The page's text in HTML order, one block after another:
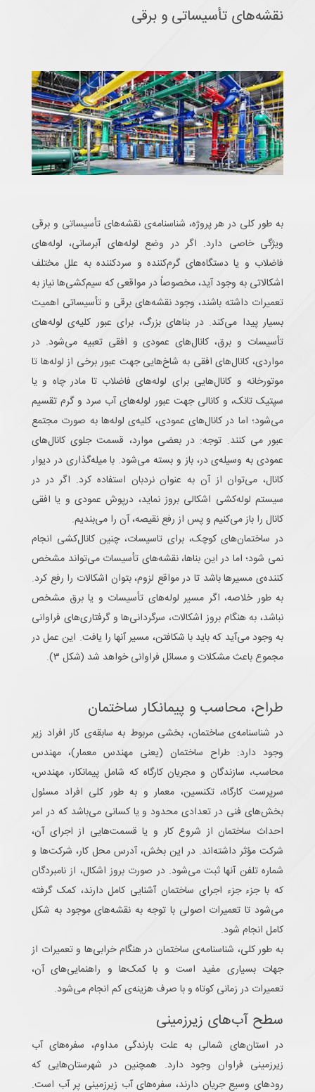
نقشه‌های تأسیساتی و برقی
به طور کلی در هر پروژه، شناسنامه‌ی نقشه‌های تأسیساتی و برقی
ویژگی خاصی دارد. اگر در وضع لوله‌های آبرسانی، لوله‌های
فاضلاب و یا دستگاه‌های گرم‌کننده و سردکننده به علل مختلف
اشکالاتی به وجود آید، مخصوصاً در مواقعی که سیم‌کشی‌ها نیاز به
تعمیرات داشته باشند، وجود نقشه‌های برقی و تأسیساتی اهمیت
بسیار پیدا می‌کند. در بناهای بزرگ، برای عبور کلیه‌ی لوله‌های
تأسیسات و برق، کانال‌های عمودی و افقی تعبیه می‌شود. در
مواردی، کانال‌های افقی به شاخ‌هایی جهت عبور برخی از لوله‌ها تا
موتورخانه و کانال‌هایی برای لوله‌های فاضلاب تا مادر چاه و یا
سپتیک تانک، و کانالی جهت عبور لوله‌های آب سرد و گرم تقسیم
می‌شود؛ اما در کانال‌های عمودی، کلیه‌ی لوله‌ها به صورت مجتمع
عبور می کنند. توجه: در بعضی موارد، قسمت جلوی کانال‌های
عمودی به وسیله‌ی در، باز و بسته می‌شود. با میله‌گذاری در دیوار
کانال، می‌توان از آن به عنوان نردبان استفاده کرد. اگر در در
سیستم لوله‌کشی اشکالی بروز نماید، درپوش عمودی و یا افقی
کانال را باز می‌کنیم و پس از رفع نقیصه، آن را می‌بندیم.
در ساختمان‌های کوچک، برای تاسیسات، چنین کانال‌کشی انجام
نمی شود؛ اما در این بناها، نقشه‌های تأسیسات می‌تواند مشخص
کننده‌ی مسیرها باشد تا در مواقع لزوم، بتوان اشکالات را رفع کرد.
به طور خلاصه، اگر مسیر لوله‌های تأسیسات و یا برق مشخص
نباشد، به هنگام بروز اشکالات، سرگردانی‌ها و گرفتاری‌های فراوانی
به وجود می‌آید که باید با شکافتن، مسیر آنها را یافت. این عمل در
مجموع باعث مشکلات و مسائل فراوانی خواهد شد (شکل ۳).
طراح، محاسب و پیمانکار ساختمان
در شناسنامه‌‌ی ساختمان، بخشی مربوط به سابقه‌ی کار افراد زیر
وجود دارد: طراح ساختمان (یعنی مهندس معمار)، مهندس
محاسب، سازندگان و مجریان کارگاه که شامل پیمانکار، مهندس،
سرپرست کارگاه، تکنسین، معمار و به طور کلی افراد مسئول
بخش‌های فنی در تعدادی محدود و یا کسانی می‌باشد که در امر
احداث ساختمان از شروع کار و یا قسمت‌هایی از اجرای آن،
شرکت مؤثر داشته‌اند. در این بخش، آدرس محل کار، شرکت‌ها و
شماره تلفن آنها ثبت می‌شود. در صورت بروز اشکال، از نامبردگان
که با جزء جزء اجرای ساختمان آشنایی کامل دارند، کمک گرفته
می‌شود تا تعمیرات اصولی با توجه به نقشه‌های موجود به شکل
کامل انجام شود.
به طور کلی، شناسنامه‌ی ساختمان در هنگام خرابی‌ها و تعمیرات از
جهات بسیاری مفید است و با کمک‌ها و راهنمایی‌های آن،
تعمیرات در زمانی کوتاه و با صرف هزینه‌ی کم انجام می‌شود.
سطح آب‌های زیرزمینی
در استان‌های شمالی به علت بارندگی مداوم، سفره‌های آب
زیرزمینی فراوان وجود دارد. همچنین در شهرستان‌هایی که
رودهای وسیع جریان دارند، سفره‌های آب زیرزمینی پر آب است.